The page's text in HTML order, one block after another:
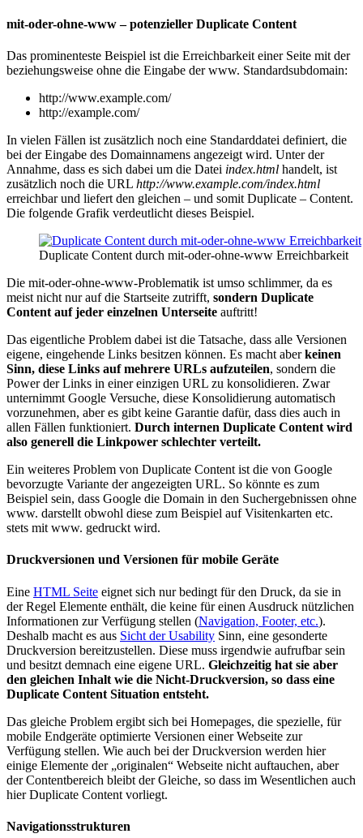
mit-oder-ohne-www – potenzieller Duplicate Content
Das prominenteste Beispiel ist die Erreichbarkeit einer Seite mit der
beziehungsweise ohne die Eingabe der www. Standardsubdomain:
http://www.example.com/
http://example.com/
In vielen Fällen ist zusätzlich noch eine Standarddatei definiert, die
bei der Eingabe des Domainnamens angezeigt wird. Unter der
Annahme, dass es sich dabei um die Datei index.html handelt, ist
zusätzlich noch die URL http://www.example.com/index.html
erreichbar und liefert den gleichen – und somit Duplicate – Content.
Die folgende Grafik verdeutlicht dieses Beispiel.
Duplicate Content durch mit-oder-ohne-www Erreichbarkeit
Die mit-oder-ohne-www-Problematik ist umso schlimmer, da es
meist nicht nur auf die Startseite zutrifft, sondern Duplicate
Content auf jeder einzelnen Unterseite auftritt!
Das eigentliche Problem dabei ist die Tatsache, dass alle Versionen
eigene, eingehende Links besitzen können. Es macht aberkeinen
Sinn, diese Links auf mehrere URLs aufzuteilen, sondern die
Power der Links in einer einzigen URL zu konsolidieren. Zwar
unternimmt Google Versuche, diese Konsolidierung automatisch
vorzunehmen, aber es gibt keine Garantie dafür, dass dies auch in
allen Fällen funktioniert. Durch internen Duplicate Content wird
also generell die Linkpower schlechter verteilt.
Ein weiteres Problem von Duplicate Content ist die von Google
bevorzugte Variante der angezeigten URL. So könnte es zum
Beispiel sein, dass Google die Domain in den Suchergebnissen ohne
www. darstellt obwohl diese zum Beispiel auf Visitenkarten etc.
stets mit www. gedruckt wird.
Druckversionen und Versionen für mobile Geräte
Eine HTML Seite eignet sich nur bedingt für den Druck, da sie in
der Regel Elemente enthält, die keine für einen Ausdruck nützlichen
Informationen zur Verfügung stellen (Navigation, Footer, etc.).
Deshalb macht es aus Sicht der Usability Sinn, eine gesonderte
Druckversion bereitzustellen. Diese muss irgendwie aufrufbar sein
und besitzt demnach eine eigene URL. Gleichzeitig hat sie aber
den gleichen Inhalt wie die Nicht-Druckversion, so dass eine
Duplicate Content Situation entsteht.
Das gleiche Problem ergibt sich bei Homepages, die spezielle, für
mobile Endgeräte optimierte Versionen einer Webseite zur
Verfügung stellen. Wie auch bei der Druckversion werden hier
einige Elemente der „originalen“ Webseite nicht auftauchen, aber
der Contentbereich bleibt der Gleiche, so dass im Wesentlichen auch
hier Duplicate Content vorliegt.
Navigationsstrukturen